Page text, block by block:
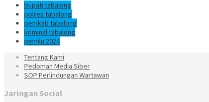
bupati tabalong
polres tabalong
pemkab tabalong
kriminal tabalong
pemilu 2024
Tentang Kami
Pedoman Media Siber
SOP Perlindungan Wartawan
Jaringan Social